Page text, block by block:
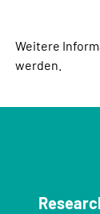
Weitere
werden.